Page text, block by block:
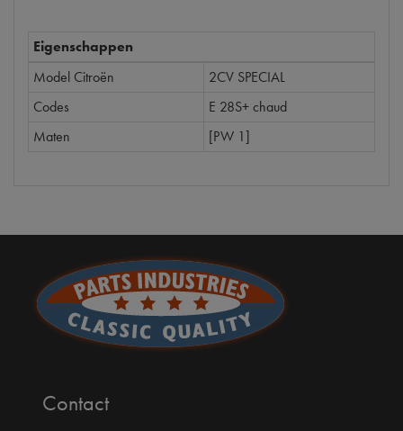
Eigenschappen
Model Citroën
2CV SPECIAL
Codes
E 28S+ chaud
Maten
[PW 1]
Contact